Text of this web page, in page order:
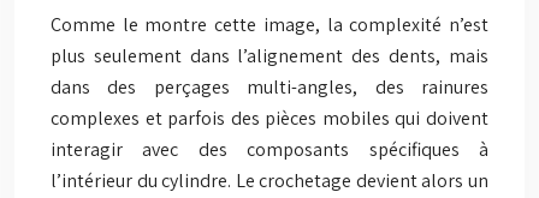
Comme le montre cette image, la complexité n’est
plus seulement dans l’alignement des dents, mais
dans des perçages multi-angles, des rainures
complexes et parfois des pièces mobiles qui doivent
interagir avec des composants spécifiques à
l’intérieur du cylindre. Le crochetage devient alors un